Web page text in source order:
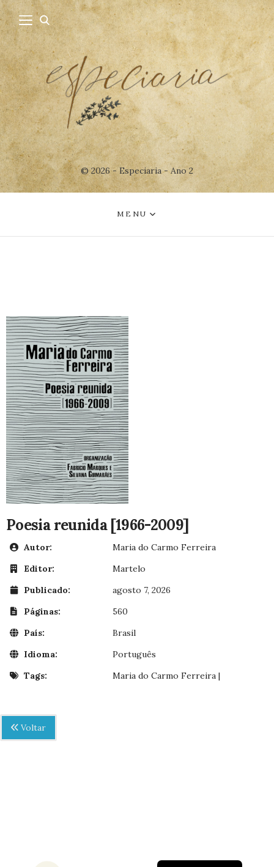
© 2026 - Especiaria - Ano 2
MENU
Poesia reunida [1966-2009]
Autor:
Maria do Carmo Ferreira
Editor:
Martelo
Publicado:
agosto 7, 2026
Páginas:
560
País:
Brasil
Idioma:
Português
Tags:
Maria do Carmo Ferreira |
Voltar